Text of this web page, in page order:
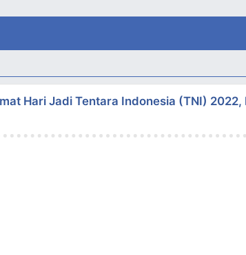
Hari Jadi Tentara Indonesia (TNI) 2022,